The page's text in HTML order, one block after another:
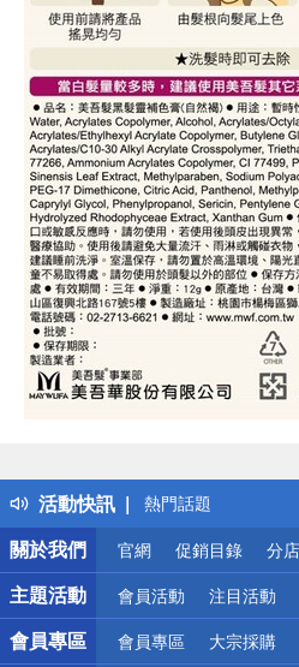
活動快訊
得獎公告
熱門話題
銀行優惠
偏遠地區配送
詐騙網頁！請小心！
關於我們
官網 促銷目錄 分
主題活動 會員活動 注目活動
會員專區 會員專區 大宗採購